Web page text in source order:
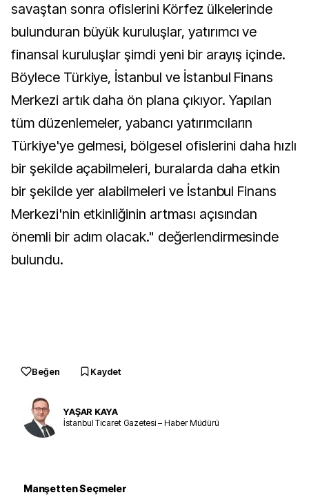
savaştan sonra ofislerini Körfez ülkelerinde
bulunduran büyük kuruluşlar, yatırımcı ve
finansal kuruluşlar şimdi yeni bir arayış içinde.
Böylece Türkiye, İstanbul ve İstanbul Finans
Merkezi artık daha ön plana çıkıyor. Yapılan
tüm düzenlemeler, yabancı yatırımcıların
Türkiye'ye gelmesi, bölgesel ofislerini daha hızlı
bir şekilde açabilmeleri, buralarda daha etkin
bir şekilde yer alabilmeleri ve İstanbul Finans
Merkezi'nin etkinliğinin artması açısından
önemli bir adım olacak." değerlendirmesinde
bulundu.
Beğen Kaydet
YAŞAR KAYA
İstanbul Ticaret Gazetesi – Haber Müdürü
Manşetten Seçmeler